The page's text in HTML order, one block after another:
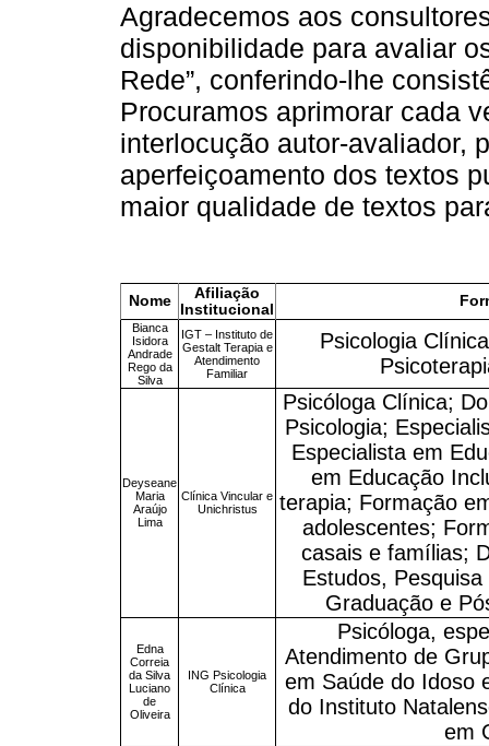
Agradecemos aos
disponibilidade para avaliar
Rede”, conferindo-lhe
Procuramos aprimorar cada
interlocução autor-avaliador,
aperfeiçoamento dos textos
maior qualidade de textos
Nome
Afiliação
Institucional
Bianca
Isidora
Andrade
Rego da
Silva
IGT – Instituto de
Gestalt Terapia e
Atendimento
Familiar
Psicologia
Deyseane
Maria
Araújo
Lima
Clínica Vincular e
Unichristus
Psicóloga Clínica;
Psicologia;
Especialista em
em Educação
terapia; Formação
adolescentes;
casais e famílias;
Estudos,
Graduação e
Edna
Correia
da Silva
Luciano
de
Oliveira
ING Psicologia
Clínica
Psicóloga,
Atendimento de
em Saúde do Idoso
do Instituto
em